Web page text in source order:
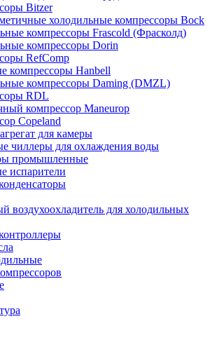
Bitzer
холодильные компрессоры Bock
компрессоры Frascold (Фрасколд)
компрессоры Dorin
RefComp
компрессоры Hanbell
компрессоры Daming (DMZL)
RDL
компрессор Maneurop
Copeland
для камеры
чиллеры для охлаждения воды
промышленные
испарители
для холодильных